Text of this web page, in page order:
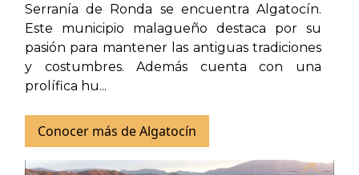
Serranía de Ronda se encuentra Algatocín.
Este municipio malagueño destaca por su
pasión para mantener las antiguas tradiciones
y costumbres. Además cuenta con una
prolífica hu...
Conocer más de Algatocín